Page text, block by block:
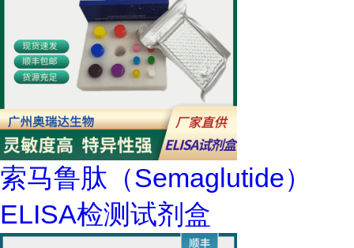
索马鲁肽（Semaglutide）
ELISA检测试剂盒